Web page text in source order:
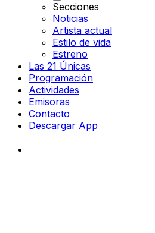
Secciones
Noticias
Artista actual
Estilo de vida
Estreno
Las 21 Únicas
Programación
Actividades
Emisoras
Contacto
Descargar App